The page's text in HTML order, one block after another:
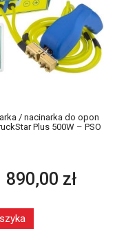
/ nacinarka do opon
Plus 500W – PSO
890,00 zł